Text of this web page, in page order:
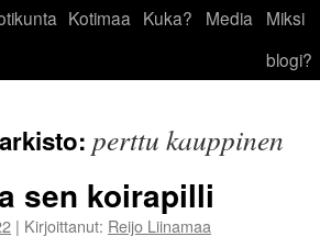
Kotimaa Kuka? Media
Miksi
blogi?
perttu kauppinen
sen koirapilli
| Kirjoittanut: Reijo Liinamaa